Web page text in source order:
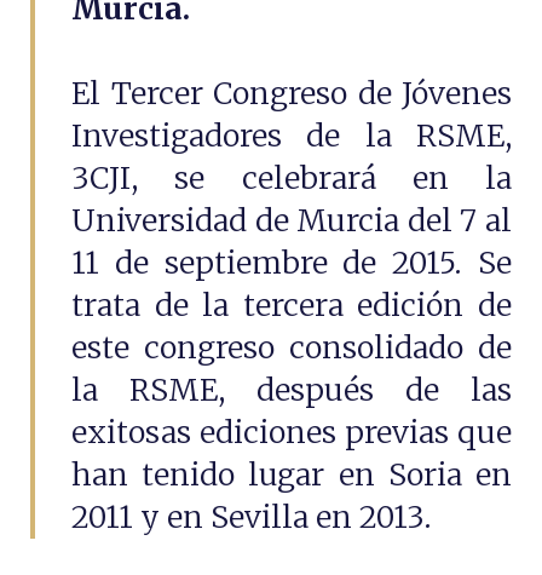
Murcia.
El Tercer Congreso de Jóvenes
Investigadores de la RSME,
3CJI, se celebrará en la
Universidad de Murcia del 7 al
11 de septiembre de 2015. Se
trata de la tercera edición de
este congreso consolidado de
la RSME, después de las
exitosas ediciones previas que
han tenido lugar en Soria en
2011 y en Sevilla en 2013.